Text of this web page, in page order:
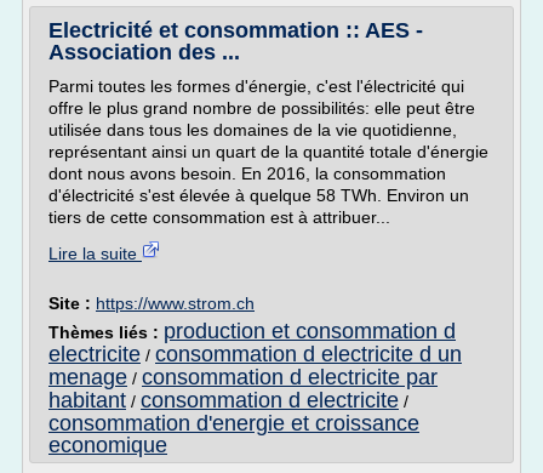
Electricité et consommation :: AES -
Association des ...
Parmi toutes les formes d'énergie, c'est l'électricité qui
offre le plus grand nombre de possibilités: elle peut être
utilisée dans tous les domaines de la vie quotidienne,
représentant ainsi un quart de la quantité totale d'énergie
dont nous avons besoin. En 2016, la consommation
d'électricité s'est élevée à quelque 58 TWh. Environ un
tiers de cette consommation est à attribuer...
Lire la suite
Site : https://www.strom.ch
Thèmes liés : production et consommation d
electricite / consommation d electricite d un
menage / consommation d electricite par
habitant / consommation d electricite /
consommation d'energie et croissance
economique